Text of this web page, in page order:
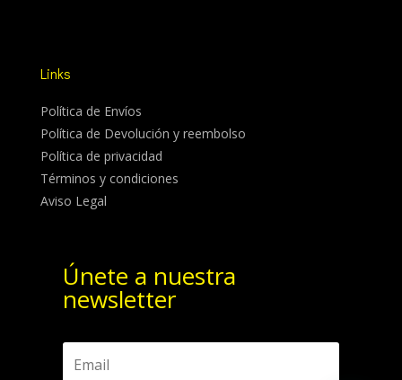
Links
Política de Envíos
Política de Devolución y reembolso
Política de privacidad
Términos y condiciones
Aviso Legal
Únete a nuestra
newsletter